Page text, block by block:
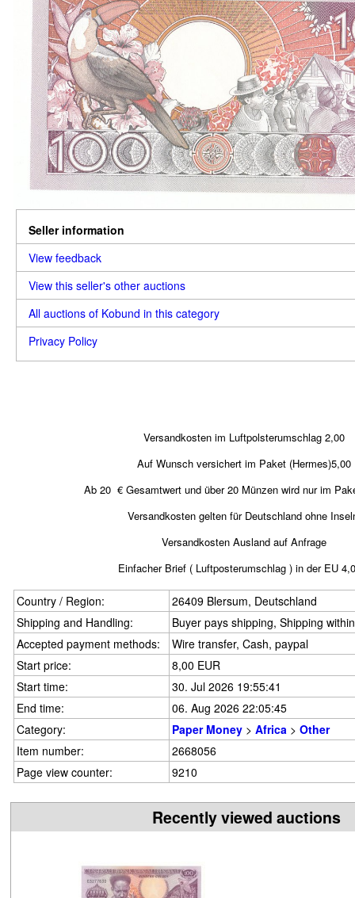
Seller information
View feedback
View this seller's other auctions
All auctions of Kobund in this category
Privacy Policy
Versandkosten im Luftpolsterumschlag 2,00
Auf Wunsch versichert im Paket (Hermes)5,00
Ab 20 € Gesamtwert und über 20 Münzen wird nur im
Versandkosten gelten für Deutschland ohne
Versandkosten Ausland auf Anfrage
Einfacher Brief ( Luftposterumschlag ) in der EU
Country / Region:
26409 Blersum, Deutschland
Shipping and Handling:
Buyer pays shipping, Shipping
Accepted payment methods:
Wire transfer, Cash, paypal
Start price:
8,00 EUR
Start time:
30. Jul 2026 19:55:41
End time:
06. Aug 2026 22:05:45
Category:
Paper Money > Africa > Other
Item number:
2668056
Page view counter:
9210
Recently viewed auctions